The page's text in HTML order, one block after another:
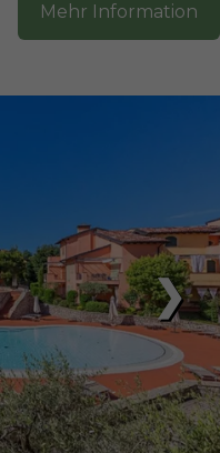
Mehr Information
❯